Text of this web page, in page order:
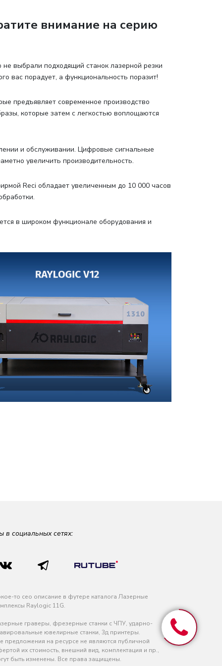
внимание на серию
выбрали подходящий станок лазерной резки
вас порадует, а функциональность поразит!
предъявляет современное производство
которые затем с легкостью воплощаются
и обслуживании. Цифровые сигнальные
увеличить производительность.
Reci обладает увеличенным до 10 000 часов
в широком функционале оборудования и
в социальных сетях:
то сео описание в футере каталога Лазерные
Raylogic 11G.
граверы, фрезерные станки с ЧПУ, ударно-
ювелирные станки, 3д принтеры.
предложения на ресурсе не являются публичной
их стоимость, внешний вид, комплектация и пр.,
быть изменены. Все права защищены.